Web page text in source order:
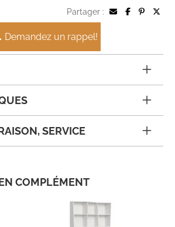
Partager :
Demandez un rappel!
SERVICE
COMPLÉMENT